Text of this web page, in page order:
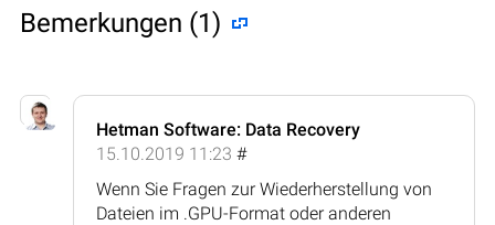
Bemerkungen (1)
Hetman Software: Data Recovery
15.10.2019 11:23 #
Wenn Sie Fragen zur Wiederherstellung von
Dateien im .GPU-Format oder anderen